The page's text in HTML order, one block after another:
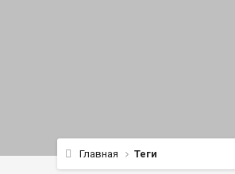
Главная Теги